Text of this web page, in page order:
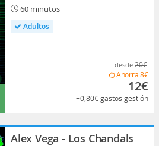
60 minutos
Adultos
desde 20€
Ahorra8€
12€
+0,80€gastos gestión
Alex Vega - Los Chandals